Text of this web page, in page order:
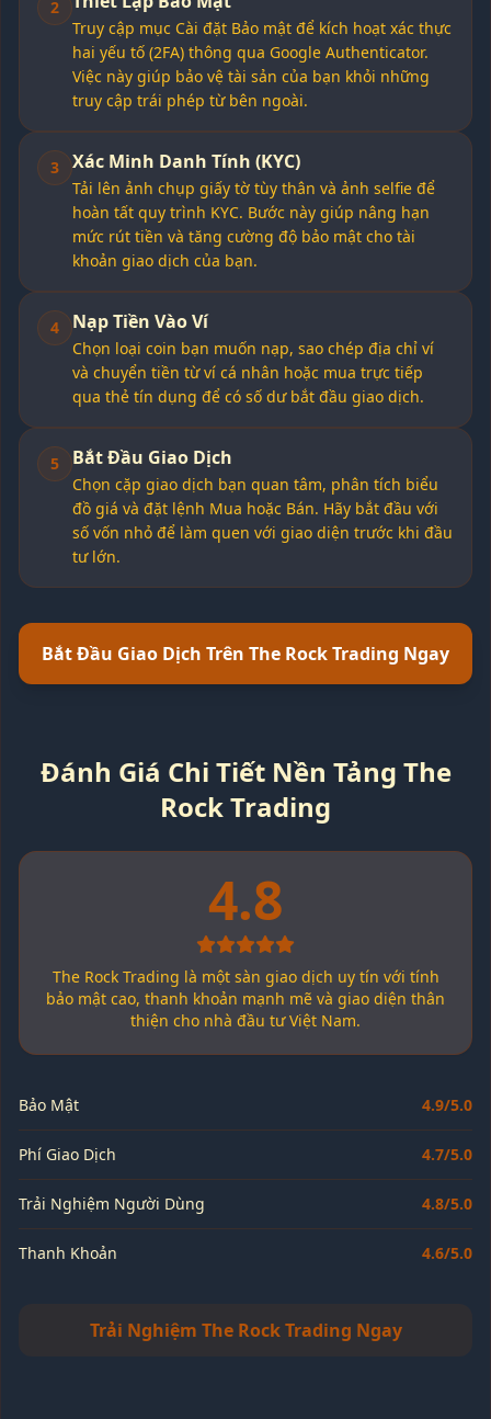
2
Truy cập mục Cài đặt Bảo mật để kích hoạt xác thực
hai yếu tố (2FA) thông qua Google Authenticator.
Việc này giúp bảo vệ tài sản của bạn khỏi những
truy cập trái phép từ bên ngoài.
3 Xác Minh Danh Tính (KYC)
Tải lên ảnh chụp giấy tờ tùy thân và ảnh selfie để
hoàn tất quy trình KYC. Bước này giúp nâng hạn
mức rút tiền và tăng cường độ bảo mật cho tài
khoản giao dịch của bạn.
4 Nạp Tiền Vào Ví
Chọn loại coin bạn muốn nạp, sao chép địa chỉ ví
và chuyển tiền từ ví cá nhân hoặc mua trực tiếp
qua thẻ tín dụng để có số dư bắt đầu giao dịch.
5 Bắt Đầu Giao Dịch
Chọn cặp giao dịch bạn quan tâm, phân tích biểu
đồ giá và đặt lệnh Mua hoặc Bán. Hãy bắt đầu với
số vốn nhỏ để làm quen với giao diện trước khi đầu
tư lớn.
Bắt Đầu Giao Dịch Trên The Rock Trading Ngay
Đánh Giá Chi Tiết Nền Tảng The
Rock Trading
4.8
The Rock Trading là một sàn giao dịch uy tín với tính
bảo mật cao, thanh khoản mạnh mẽ và giao diện thân
thiện cho nhà đầu tư Việt Nam.
Bảo Mật 4.9/5.0
Phí Giao Dịch 4.7/5.0
Trải Nghiệm Người Dùng 4.8/5.0
Thanh Khoản 4.6/5.0
Trải Nghiệm The Rock Trading Ngay